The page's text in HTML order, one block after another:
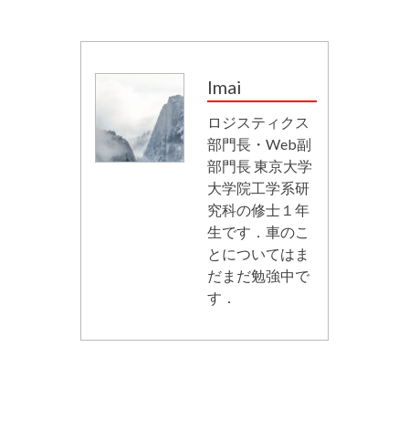
Imai
ロジスティクス
部門長・Web副
部門長 東京大学
大学院工学系研
究科の修士１年
生です．車のこ
とについてはま
だまだ勉強中で
す．